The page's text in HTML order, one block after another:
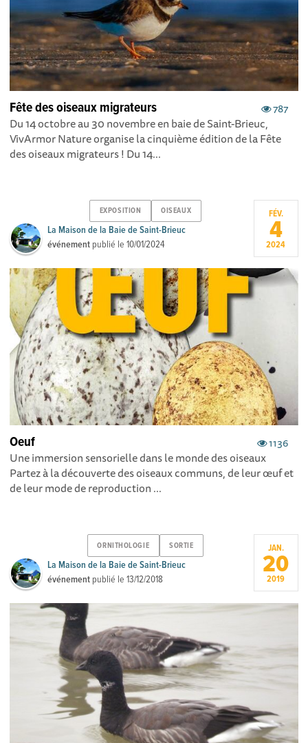
787
Fête des oiseaux migrateurs
Du 14 octobre au 30 novembre en baie de Saint-Brieuc,
VivArmor Nature organise la cinquième édition de la Fête
des oiseaux migrateurs ! Du 14...
EXPOSITION OISEAUX
La Maison de la Baie de Saint-Brieuc
événement publié le10/01/2024
FÉV.
4
2024
1136
Oeuf
Une immersion sensorielle dans le monde des oiseaux
Partez à la découverte des oiseaux communs, de leur œuf et
de leur mode de reproduction ...
ORNITHOLOGIE SORTIE
La Maison de la Baie de Saint-Brieuc
événement publié le13/12/2018
JAN.
20
2019